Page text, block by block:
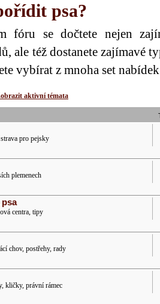
psa?
fóru se dočtete nejen
ale též dostanete zajímavé
vybírat z mnoha set
aktivní témata
pro pejsky
plemenech
psa
centra, tipy
chov, postřehy, rady
kličky, právní rámec